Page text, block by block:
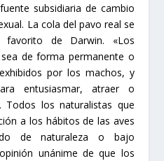
subsidiaria de cambio
La cola del pavo real se
de Darwin. «Los
de forma permanente o
por los machos, y
entusiasmar, atraer o
los naturalistas que
a los hábitos de las aves
de naturaleza o bajo
unánime de que los